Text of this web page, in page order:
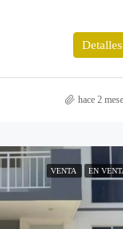
Detalles
hace 2
VENTA EN